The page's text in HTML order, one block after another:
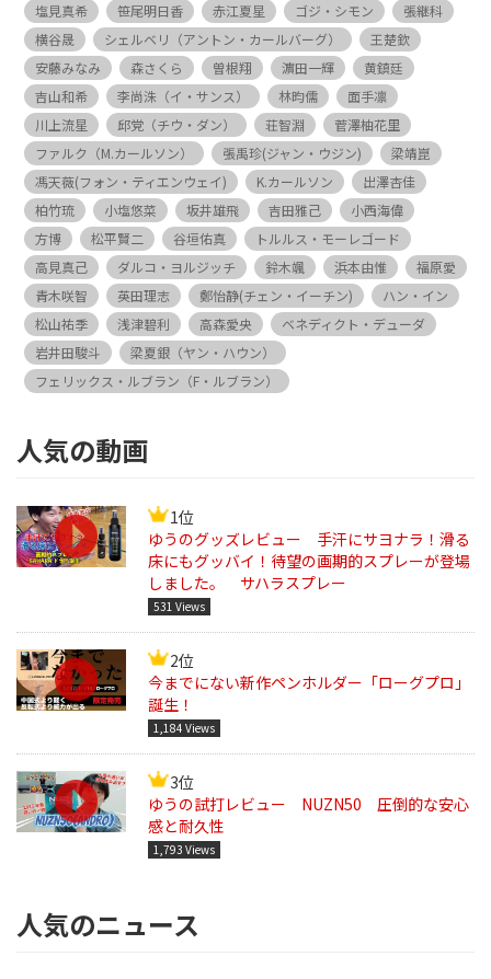
塩見真希
笹尾明日香 赤江夏星 ゴジ・シモン
張継科
横谷晟
シェルベリ（アントン・カールバーグ）
王楚欽
安藤みなみ
森さくら 曽根翔 濵田一輝
黄鎮廷
吉山和希
李尚洙（イ・サンス） 林昀儒
面手凛
川上流星
邱党（チウ・ダン） 荘智淵
菅澤柚花里
ファルク（M.カールソン）
張禹珍(ジャン・ウジン)
梁靖崑
馮天薇(フォン・ティエンウェイ)
K.カールソン
出澤杏佳
柏竹琉
小塩悠菜 坂井雄飛 吉田雅己
小西海偉
方博
松平賢二 谷垣佑真
トルルス・モーレゴード
高見真己
ダルコ・ヨルジッチ 鈴木颯 浜本由惟
福原愛
青木咲智
英田理志 鄭怡静(チェン・イーチン)
ハン・イン
松山祐季
浅津碧利 高森愛央
ベネディクト・デューダ
岩井田駿斗
梁夏銀（ヤン・ハウン）
フェリックス・ルブラン（F・ルブラン）
人気の動画
1位
ゆうのグッズレビュー 手汗にサヨナラ！滑る
床にもグッバイ！待望の画期的スプレーが登場
しました。 サハラスプレー
531 Views
2位
今までにない新作ペンホルダー「ローグプロ」
誕生！
1,184 Views
3位
ゆうの試打レビュー NUZN50 圧倒的な安心
感と耐久性
1,793 Views
人気のニュース